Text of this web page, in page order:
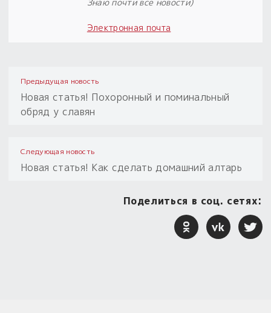
Знаю почти все новости)
Электронная почта
Предыдущая новость
Новая статья! Похоронный и поминальный
обряд у славян
Следующая новость
Новая статья! Как сделать домашний алтарь
Поделиться в соц. сетях: